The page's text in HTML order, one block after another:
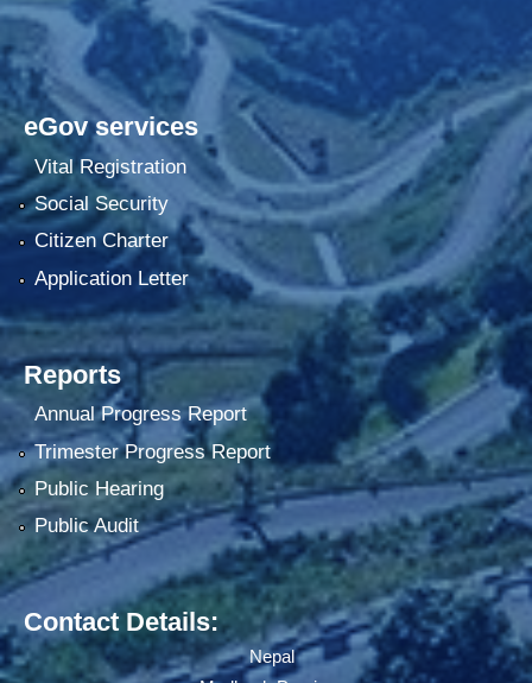
eGov services
Vital Registration
Social Security
Citizen Charter
Application Letter
Reports
Annual Progress Report
Trimester Progress Report
Public Hearing
Public Audit
Contact Details:
Nepal